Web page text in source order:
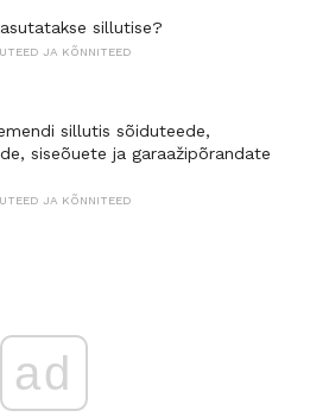
sillutise?
JA KÕNNITEED
sillutis sõiduteede,
siseõuete ja garaažipõrandate
JA KÕNNITEED
ad